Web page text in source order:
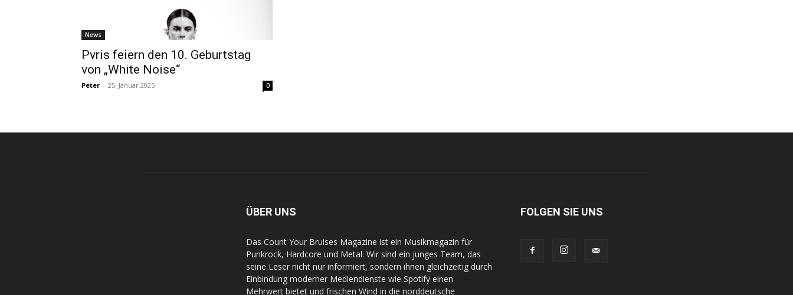
News
Pvris feiern den 10. Geburtstag
von „White Noise“
Peter - 25. Januar 2025 0
ÜBER UNS
Das Count Your Bruises Magazine ist ein Musikmagazin für
Punkrock, Hardcore und Metal. Wir sind ein junges Team, das
seine Leser nicht nur informiert, sondern ihnen gleichzeitig durch
Einbindung moderner Mediendienste wie Spotify einen
Mehrwert bietet und frischen Wind in die norddeutsche
FOLGEN SIE UNS